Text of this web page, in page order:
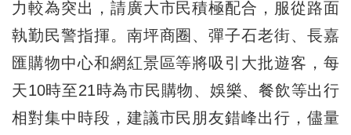
力較為突出，請廣大市民積極配合，服從路面
執勤民警指揮。南坪商圈、彈子石老街、長嘉
匯購物中心和網紅景區等將吸引大批遊客，每
天10時至21時為市民購物、娛樂、餐飲等出行
相對集中時段，建議市民朋友錯峰出行，儘量